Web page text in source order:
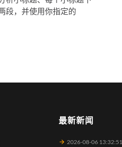
段，并使用你指定的
最新新闻
2026-08-06 13:32:51